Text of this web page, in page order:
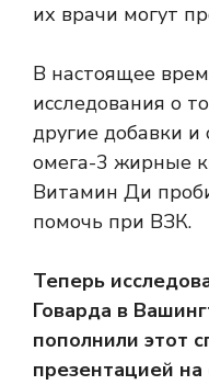
их врачи могут
В настоящее
исследования о
другие добавки и
омега-3 жирные
Витамин Ди
помочь при ВЗК.
Теперь
Говарда в
пополнили этот
презентацией